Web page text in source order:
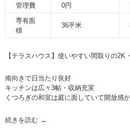
管理費 0円
専有面
積
36平米
【テラスハウス】使いやすい間取りの2K
南向きで日当たり良好
キッチンは広々3帖・収納充実
くつろぎの和室は庭に面していて開放感
続きを読む →